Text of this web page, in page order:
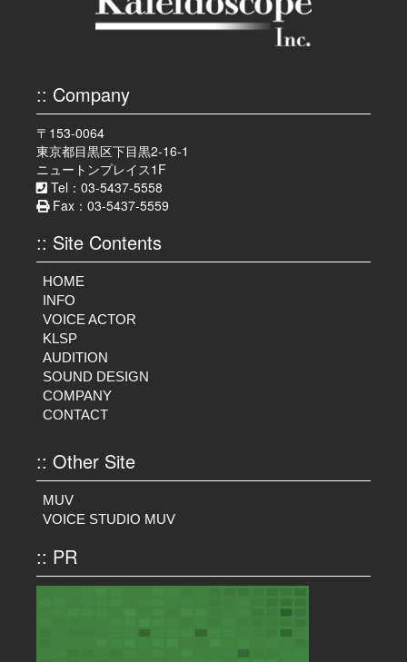
:: Company
〒153-0064
東京都目黒区下目黒2-16-1
ニュートンプレイス1F
Tel：03-5437-5558
Fax：03-5437-5559
:: Site Contents
HOME
INFO
VOICE ACTOR
KLSP
AUDITION
SOUND DESIGN
COMPANY
CONTACT
:: Other Site
MUV
VOICE STUDIO MUV
:: PR